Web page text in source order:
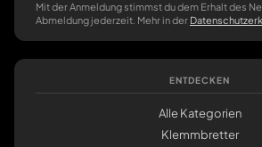
Mit der Anmeldung stimmst du dem Erhalt des
Abmeldung jederzeit. Mehr in der
ENTDECKEN
Alle Kategorien
Klemmbretter